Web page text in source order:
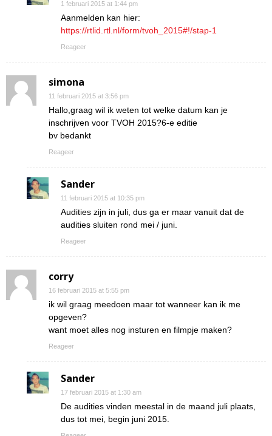
1 februari 2015 at 1:44 pm
Aanmelden kan hier:
https://rtlid.rtl.nl/form/tvoh_2015#!/stap-1
Reageer
simona
11 februari 2015 at 3:56 pm
Hallo,graag wil ik weten tot welke datum kan je
inschrijven voor TVOH 2015?6-e editie
bv bedankt
Reageer
Sander
11 februari 2015 at 10:35 pm
Audities zijn in juli, dus ga er maar vanuit dat de
audities sluiten rond mei / juni.
Reageer
corry
16 februari 2015 at 5:55 pm
ik wil graag meedoen maar tot wanneer kan ik me
opgeven?
want moet alles nog insturen en filmpje maken?
Reageer
Sander
17 februari 2015 at 1:30 am
De audities vinden meestal in de maand juli plaats,
dus tot mei, begin juni 2015.